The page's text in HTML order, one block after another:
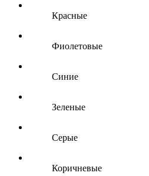
Красные
Фиолетовые
Синие
Зеленые
Серые
Коричневые